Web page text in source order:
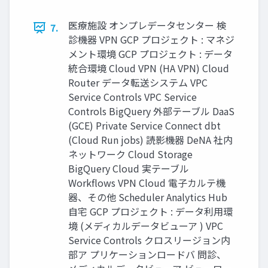
7.
医療施設 オンプレデータセンター 検
診機器 VPN GCP プロジェクト : マネジ
メント環境 GCP プロジェクト : データ
統合環境 Cloud VPN (HA VPN) Cloud
Router データ転送システム VPC
Service Controls VPC Service
Controls BigQuery 外部テーブル DaaS
(GCE) Private Service Connect dbt
(Cloud Run jobs) 読影機器 DeNA 社内
ネットワーク Cloud Storage
BigQuery Cloud 実テーブル
Workﬂows VPN Cloud 電子カルテ機
器、その他 Scheduler Analytics Hub
自宅 GCP プロジェクト : データ利用環
境 (メディカルデータビューア ) VPC
Service Controls クロスリージョン内
部ア プリケーションロードバ 問診、